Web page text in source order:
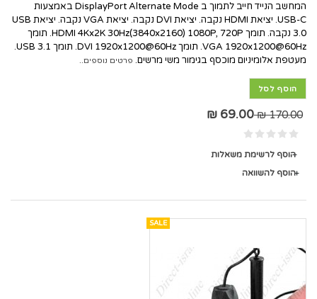
המחשב הנייד חייב לתמוך ב DisplayPort Alternate Mode באמצעות
USB-C. יציאת HDMI נקבה. יציאת DVI נקבה. יציאת VGA נקבה. יציאת USB
3.0 נקבה. תומך HDMI 4Kx2K 30Hz(3840x2160) 1080P, 720P. תומך
VGA 1920x1200@60Hz. תומך DVI 1920x1200@60Hz. תומך USB 3.1.
מעטפת אלומיניום מוכסף בגימור משי מרשים. פרטים נוספים..
הוסף לסל
170.00 ₪
69.00 ₪
הוסף לרשימת משאלות
הוסף להשוואה
SALE